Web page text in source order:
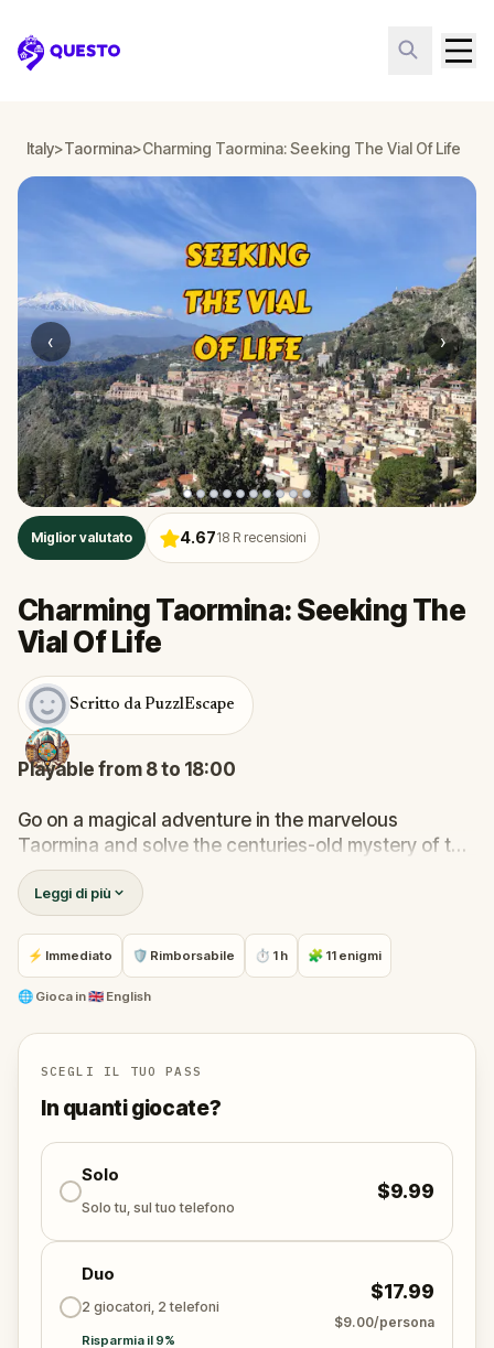
Questo
Italy>Taormina>Charming Taormina: Seeking The Vial Of Life
‹ ›
Miglior valutato 4.6718 R recensioni
Charming Taormina: Seeking The
Vial Of Life
Scritto da PuzzlEscape
Playable from 8 to 18:00
Go on a magical adventure in the marvelous
Taormina and solve the centuries-old mystery of the
Vial Of Life.
Over the centuries world-famous artists,
philosophers, and leaders have been flocking to this
tiny Sicilian town. But why exactly here?
Taormina hides and experience its endless beauty
while walking through its ancient alleys.
Get ready for a journey that will leave you
speechless and inspired beyond imagination.
Leggi di più
⚡ Immediato 🛡 Rimborsabile ⏱ 1 h 🧩 11 enigmi
🌐 Gioca in🇬🇧 English
SCEGLI IL TUO PASS
In quanti giocate?
Solo
Solo tu, sul tuo telefono
$9.99
Duo
2 giocatori, 2 telefoni
Risparmia il 9%
$17.99
$9.00/persona